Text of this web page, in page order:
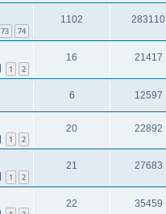
73 74
1102 283110
1 2
16 21417
6 12597
1 2
20 22892
1 2
21 27683
22 35459